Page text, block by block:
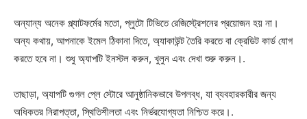
অন্যান্য অনেক প্ল্যাটফর্মের মতো, প্লুটো টিভিতে রেজিস্ট্রেশনের প্রয়োজন হয় না।
অন্য কথায়, আপনাকে ইমেল ঠিকানা দিতে, অ্যাকাউন্ট তৈরি করতে বা ক্রেডিট কার্ড যোগ
করতে হবে না। শুধু অ্যাপটি ইনস্টল করুন, খুলুন এবং দেখা শুরু করুন।.
তাছাড়া, অ্যাপটি গুগল প্লে স্টোরে আনুষ্ঠানিকভাবে উপলব্ধ, যা ব্যবহারকারীর জন্য
অধিকতর নিরাপত্তা, স্থিতিশীলতা এবং নির্ভরযোগ্যতা নিশ্চিত করে।.